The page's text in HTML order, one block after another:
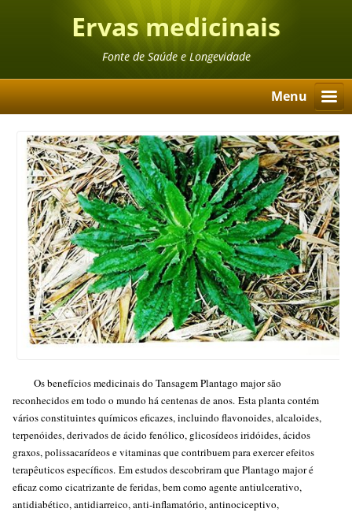
Ervas medicinais
Fonte de Saúde e Longevidade
Menu
Os benefícios medicinais do Tansagem Plantago major são
reconhecidos em todo o mundo há centenas de anos. Esta planta contém
vários constituintes químicos eficazes, incluindo flavonoides, alcaloides,
terpenóides, derivados de ácido fenólico, glicosídeos iridóides, ácidos
graxos, polissacarídeos e vitaminas que contribuem para exercer efeitos
terapêuticos específicos. Em estudos descobriram que Plantago major é
eficaz como cicatrizante de feridas, bem como agente antiulcerativo,
antidiabético, antidiarreico, anti-inflamatório, antinociceptivo,